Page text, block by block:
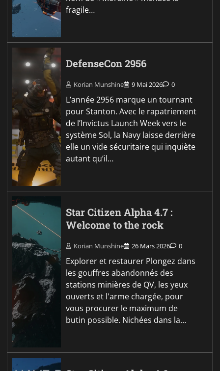
fragile…
DefenseCon 2956
Korian Munshine 9 Mai 2026 0
L’année 2956 marque un tournant
pour Stanton. Avec le rapatriement
de l’Invictus Launch Week vers le
système Sol, la Navy laisse derrière
elle un vide sécuritaire qui inquiète
autant qu’il…
Star Citizen Alpha 4.7 :
Welcome to the rock
Korian Munshine 26 Mars 2026 0
Explorer et restaurer Plongez dans
les gouffres abandonnés des
stations minières de QV, les yeux
ouverts et l'arme chargée, pour
vous procurer le maximum de
butin possible. Nichées dans la…